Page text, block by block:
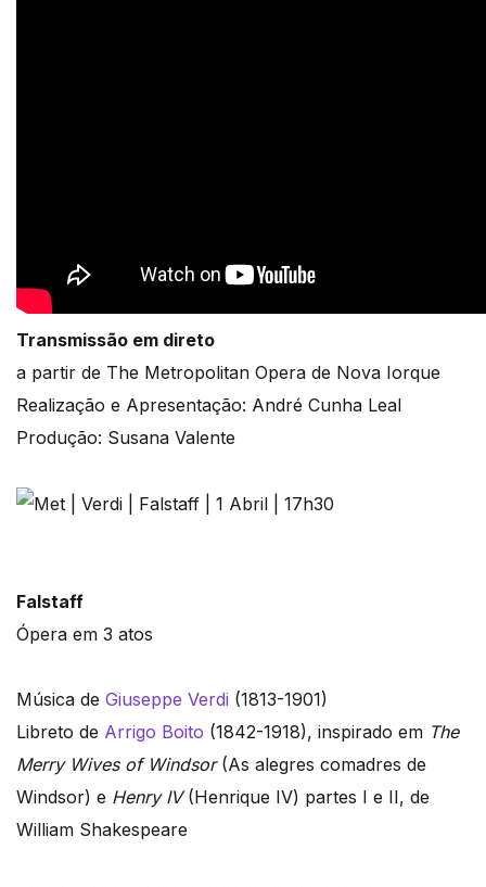
Transmissão em direto
a partir de The Metropolitan Opera de Nova Iorque
Realização e Apresentação: André Cunha Leal
Produção: Susana Valente
Falstaff
Ópera em 3 atos
Música de Giuseppe Verdi (1813-1901)
Libreto de Arrigo Boito (1842-1918), inspirado em The
Merry Wives of Windsor(As alegres comadres de
Windsor) e Henry IV(Henrique IV) partes I e II, de
William Shakespeare